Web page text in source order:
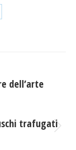
dell’arte
trafugati